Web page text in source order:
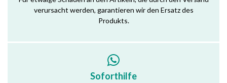
verursacht werden, garantieren wir den Ersatz des
Produkts.
Soforthilfe